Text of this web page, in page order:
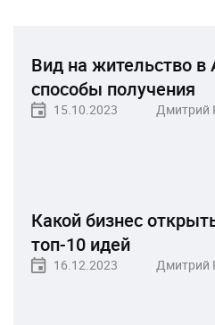
Вид на жительство в
способы получения
15.10.2023 Дмитрий
Какой бизнес
топ-10 идей
16.12.2023 Дмитрий